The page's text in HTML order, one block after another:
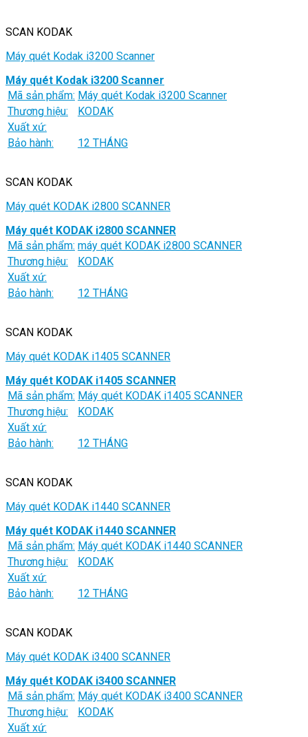
SCAN KODAK
Máy quét Kodak i3200 Scanner
Máy quét Kodak i3200 Scanner
Mã sản phẩm: Máy quét Kodak i3200 Scanner
Thương hiệu:
KODAK
Xuất xứ:
Bảo hành:
12 THÁNG
SCAN KODAK
Máy quét KODAK i2800 SCANNER
Máy quét KODAK i2800 SCANNER
Mã sản phẩm: máy quét KODAK i2800 SCANNER
Thương hiệu:
KODAK
Xuất xứ:
Bảo hành:
12 THÁNG
SCAN KODAK
Máy quét KODAK i1405 SCANNER
Máy quét KODAK i1405 SCANNER
Mã sản phẩm: Máy quét KODAK i1405 SCANNER
Thương hiệu:
KODAK
Xuất xứ:
Bảo hành:
12 THÁNG
SCAN KODAK
Máy quét KODAK i1440 SCANNER
Máy quét KODAK i1440 SCANNER
Mã sản phẩm: Máy quét KODAK i1440 SCANNER
Thương hiệu:
KODAK
Xuất xứ:
Bảo hành:
12 THÁNG
SCAN KODAK
Máy quét KODAK i3400 SCANNER
Máy quét KODAK i3400 SCANNER
Mã sản phẩm: Máy quét KODAK i3400 SCANNER
Thương hiệu:
KODAK
Xuất xứ: